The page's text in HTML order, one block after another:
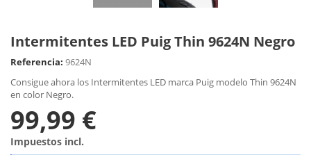
Intermitentes LED Puig Thin 9624N Negro
Referencia: 9624N
Consigue ahora los Intermitentes LED marca Puig modelo Thin 9624N
en color Negro.
99,99 €
Impuestos incl.